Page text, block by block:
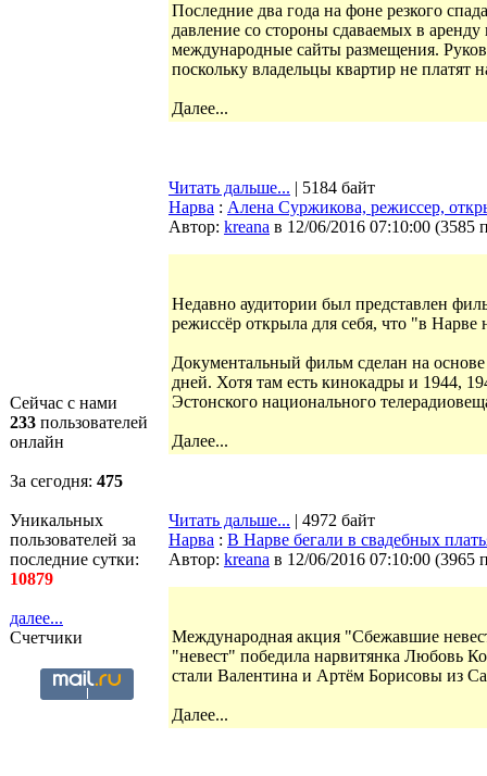
Сейчас с нами
233 пользователей
онлайн
За сегодня: 475
Уникальных
пользователей за
последние сутки:
10879
далее...
Счетчики
Последние два года на фоне резкого
давление со стороны сдаваемых в
международные сайты размещения.
поскольку владельцы квартир не платят
Далее...
Читать дальше... | 5184 байт
Нарва : Алена Суржикова, режиссер,
Автор: kreana в 12/06/2016 07:10:00 (3585
Недавно аудитории был представлен
режиссёр открыла для себя, что "в Нарве
Документальный фильм сделан на
дней. Хотя там есть кинокадры и 1944,
Эстонского национального
Далее...
Читать дальше... | 4972 байт
Нарва : В Нарве бегали в свадебных
Автор: kreana в 12/06/2016 07:10:00 (3965
Международная акция "Сбежавшие
"невест" победила нарвитянка Любовь
стали Валентина и Артём Борисовы из
Далее...